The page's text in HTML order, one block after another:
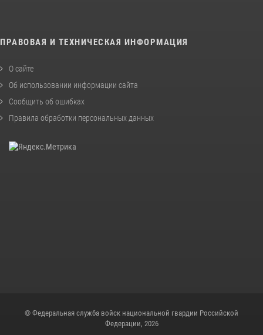
ПРАВОВАЯ И ТЕХНИЧЕСКАЯ ИНФОРМАЦИЯ
О сайте
Об использовании информации сайта
Сообщить об ошибках
Правила обработки персональных данных
© Федеральная служба войск национальной гвардии Российской
Федерации, 2026